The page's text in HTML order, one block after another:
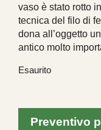
vaso è stato rotto
tecnica del filo di
dona all’oggetto
antico molto
Esaurito
Preventivo